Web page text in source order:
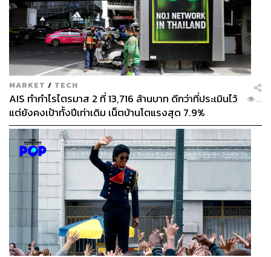
MARKET / TECH
AIS ทำกำไรไตรมาส 2 ที่ 13,716 ล้านบาท ดีกว่าที่ประเมินไว้
แต่ยังคงเป้าทั้งปีเท่าเดิม เน็ตบ้านโตแรงสุด 7.9%
...